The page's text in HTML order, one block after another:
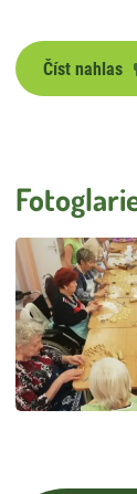
Číst nahlas